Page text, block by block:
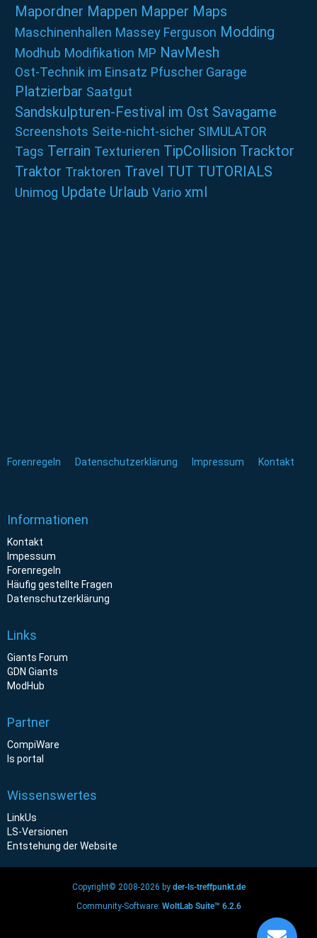
Mapordner Mappen Mapper Maps
Maschinenhallen Massey Ferguson Modding
Modhub Modifikation MP NavMesh
Ost-Technik im Einsatz Pfuscher Garage
Platzierbar Saatgut
Sandskulpturen-Festival im Ost Savagame
Screenshots Seite-nicht-sicher SIMULATOR
Tags Terrain Texturieren TipCollision Tracktor
Traktor Traktoren Travel TUT TUTORIALS
Unimog Update Urlaub Vario xml
Forenregeln Datenschutzerklärung Impressum Kontakt
Informationen
Kontakt
Impessum
Forenregeln
Häufig gestellte Fragen
Datenschutzerklärung
Links
Giants Forum
GDN Giants
ModHub
Partner
CompiWare
ls portal
Wissenswertes
LinkUs
LS-Versionen
Entstehung der Website
Copyright© 2008-2026 by der-ls-treffpunkt.de
Community-Software: WoltLab Suite™ 6.2.6